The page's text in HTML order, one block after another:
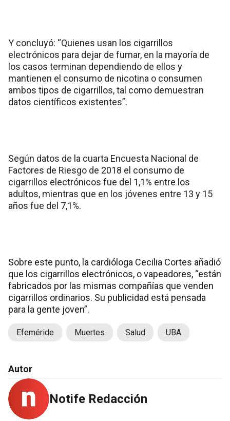
Y concluyó: “Quienes usan los cigarrillos
electrónicos para dejar de fumar, en la mayoría de
los casos terminan dependiendo de ellos y
mantienen el consumo de nicotina o consumen
ambos tipos de cigarrillos, tal como demuestran
datos científicos existentes”.
Según datos de la cuarta Encuesta Nacional de
Factores de Riesgo de 2018 el consumo de
cigarrillos electrónicos fue del 1,1% entre los
adultos, mientras que en los jóvenes entre 13 y 15
años fue del 7,1%.
Sobre este punto, la cardióloga Cecilia Cortes añadió
que los cigarrillos electrónicos, o vapeadores, “están
fabricados por las mismas compañías que venden
cigarrillos ordinarios. Su publicidad está pensada
para la gente joven”.
Efeméride Muertes Salud UBA
Autor
Notife Redacción